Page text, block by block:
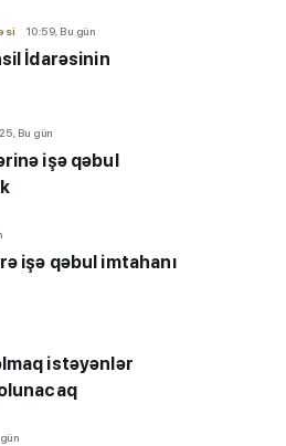
10:59, Bu gün
İdarəsinin
Bu gün
işə qəbul
işə qəbul imtahanı
istəyənlər